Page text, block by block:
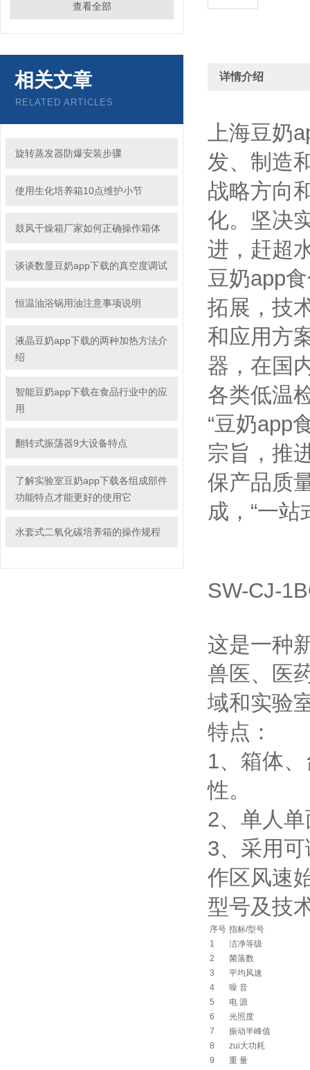
查看全部
相关文章
RELATED ARTICLES
旋转蒸发器防爆安装步骤
使用生化培养箱10点维护小节
鼓风干燥箱厂家如何正确操作箱体
谈谈数显豆奶app下载的真空度调试
恒温油浴锅用油注意事项说明
液晶豆奶app下载的两种加热方法介
绍
智能豆奶app下载在食品行业中的应
用
翻转式振荡器9大设备特点
了解实验室豆奶app下载各组成部件
功能特点才能更好的使用它
水套式二氧化碳培养箱的操作规程
详情介绍
上海豆奶
发、制
战略方向和
化。坚
进，赶超
豆奶app食
拓展，
和应用方
器，在国
各类低温
“豆奶app食
宗旨，推
保产品质量
成，“一
SW-CJ-
这是一种
兽医、
域和实验室
特点：
1、箱体
性。
2、单人
3、采
作区风速始
型号及技术
序号 指标/型号
1
洁净等级
2
菌落数
3
平均风速
4
噪 音
5
电 源
6
光照度
7
振动半峰值
8
zui大功耗
9
重 量